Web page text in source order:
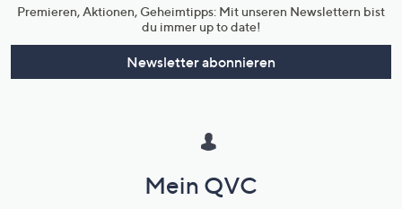
Premieren, Aktionen, Geheimtipps: Mit unseren Newslettern bist
du immer up to date!
Newsletter abonnieren
Mein QVC